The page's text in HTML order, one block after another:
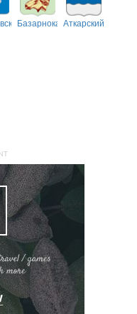
Базарнокарабулакский
Аткарский